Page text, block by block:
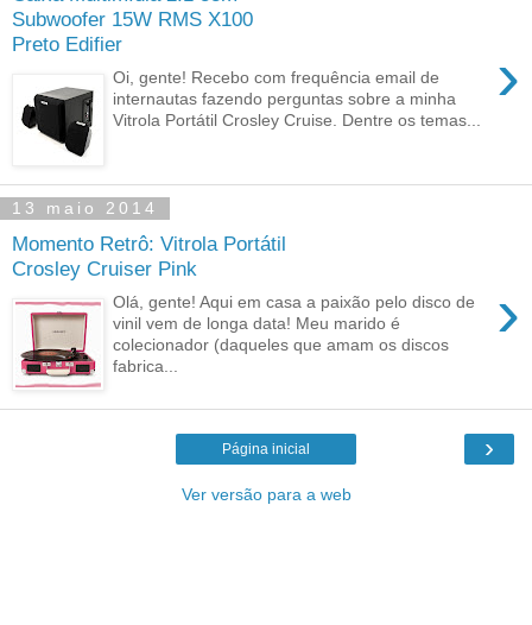
Subwoofer 15W RMS X100
Preto Edifier
›
Oi, gente! Recebo com frequência email de
internautas fazendo perguntas sobre a minha
Vitrola Portátil Crosley Cruise. Dentre os temas...
13 maio 2014
Momento Retrô: Vitrola Portátil
Crosley Cruiser Pink
›
Olá, gente! Aqui em casa a paixão pelo disco de
vinil vem de longa data! Meu marido é
colecionador (daqueles que amam os discos
fabrica...
›
Página inicial
Ver versão para a web